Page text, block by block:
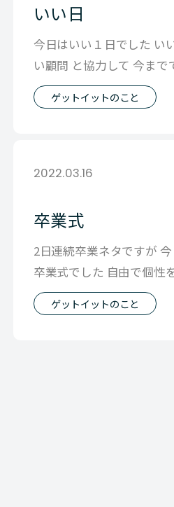
いい日
今日はいい１日でした い
い顧問 と協力して 今ま
踏み出そう そんな会話をし
ゲットイットのこと
2022.03.16
卒業式
2日連続卒業ネタですが
卒業式でした 自由で個性
く 卒業生はおもいおもい
ゲットイットのこと